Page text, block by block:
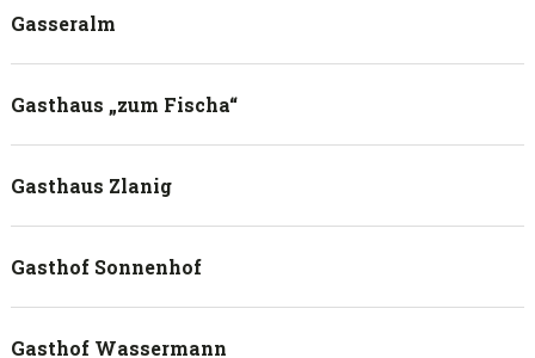
Gasseralm
Gasthaus „zum Fischa“
Gasthaus Zlanig
Gasthof Sonnenhof
Gasthof Wassermann